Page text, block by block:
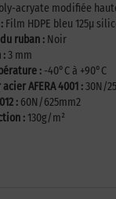
acryate modifiée
Film HDPE bleu 125μ
ruban : Noir
:3 mm
: -40°C à +90°C
AFERA 4001 :30N/
: 60N/625mm2
: 130g/m²